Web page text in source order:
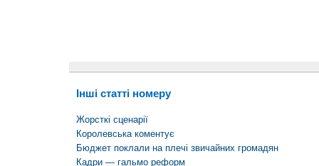
Інші статті номеру
Жорсткі сценарії
Королевська коментує
Бюджет поклали на плечі звичайних громадян
Кадри — гальмо реформ